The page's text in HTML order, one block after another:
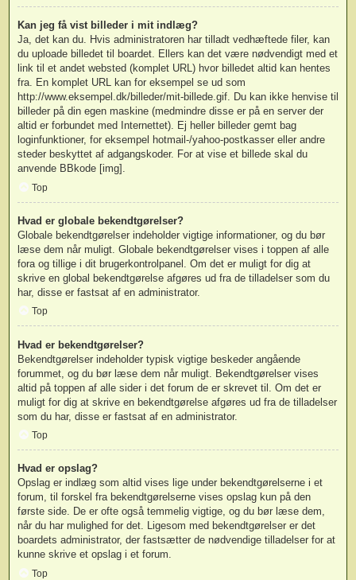
Kan jeg få vist billeder i mit indlæg?
Ja, det kan du. Hvis administratoren har tilladt vedhæftede filer, kan
du uploade billedet til boardet. Ellers kan det være nødvendigt med et
link til et andet websted (komplet URL) hvor billedet altid kan hentes
fra. En komplet URL kan for eksempel se ud som
http://www.eksempel.dk/billeder/mit-billede.gif. Du kan ikke henvise til
billeder på din egen maskine (medmindre disse er på en server der
altid er forbundet med Internettet). Ej heller billeder gemt bag
loginfunktioner, for eksempel hotmail-/yahoo-postkasser eller andre
steder beskyttet af adgangskoder. For at vise et billede skal du
anvende BBkode [img].
Top
Hvad er globale bekendtgørelser?
Globale bekendtgørelser indeholder vigtige informationer, og du bør
læse dem når muligt. Globale bekendtgørelser vises i toppen af alle
fora og tillige i dit brugerkontrolpanel. Om det er muligt for dig at
skrive en global bekendtgørelse afgøres ud fra de tilladelser som du
har, disse er fastsat af en administrator.
Top
Hvad er bekendtgørelser?
Bekendtgørelser indeholder typisk vigtige beskeder angående
forummet, og du bør læse dem når muligt. Bekendtgørelser vises
altid på toppen af alle sider i det forum de er skrevet til. Om det er
muligt for dig at skrive en bekendtgørelse afgøres ud fra de tilladelser
som du har, disse er fastsat af en administrator.
Top
Hvad er opslag?
Opslag er indlæg som altid vises lige under bekendtgørelserne i et
forum, til forskel fra bekendtgørelserne vises opslag kun på den
første side. De er ofte også temmelig vigtige, og du bør læse dem,
når du har mulighed for det. Ligesom med bekendtgørelser er det
boardets administrator, der fastsætter de nødvendige tilladelser for at
kunne skrive et opslag i et forum.
Top